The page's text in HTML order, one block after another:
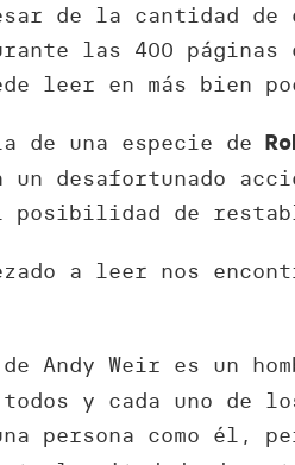
de la cantidad
las 400
leer en más bien
de una especie de
desafortunado
posibilidad de
a leer nos
de Andy Weir es un
y cada uno de
persona como él,